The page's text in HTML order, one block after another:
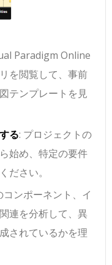
Paradigm Online
を閲覧して、事前
テンプレートを見
る: プロジェクトの
始め、特定の要件
ださい。
ンポーネント、イ
連を分析して、異
されているかを理